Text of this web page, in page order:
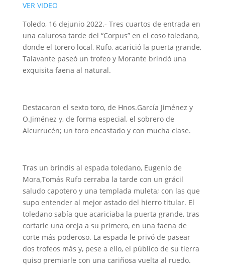
VER VIDEO
Toledo, 16 dejunio 2022.- Tres cuartos de entrada en
una calurosa tarde del “Corpus” en el coso toledano,
donde el torero local, Rufo, acarició la puerta grande,
Talavante paseó un trofeo y Morante brindó una
exquisita faena al natural.
Destacaron el sexto toro, de Hnos.García Jiménez y
O.Jiménez y, de forma especial, el sobrero de
Alcurrucén; un toro encastado y con mucha clase.
Tras un brindis al espada toledano, Eugenio de
Mora,Tomás Rufo cerraba la tarde con un grácil
saludo capotero y una templada muleta; con las que
supo entender al mejor astado del hierro titular. El
toledano sabía que acariciaba la puerta grande, tras
cortarle una oreja a su primero, en una faena de
corte más poderoso. La espada le privó de pasear
dos trofeos más y, pese a ello, el público de su tierra
quiso premiarle con una cariñosa vuelta al ruedo.